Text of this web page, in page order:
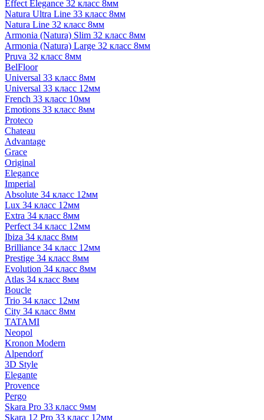
Effect Elegance 32 класс 8мм
Natura Ultra Line 33 класс 8мм
Natura Line 32 класс 8мм
Armonia (Natura) Slim 32 класс 8мм
Armonia (Natura) Large 32 класс 8мм
Pruva 32 класс 8мм
BelFloor
Universal 33 класс 8мм
Universal 33 класс 12мм
French 33 класс 10мм
Emotions 33 класс 8мм
Proteco
Chateau
Advantage
Grace
Original
Elegance
Imperial
Absolute 34 класс 12мм
Lux 34 класс 12мм
Extra 34 класс 8мм
Perfect 34 класс 12мм
Ibiza 34 класс 8мм
Brilliance 34 класс 12мм
Prestige 34 класс 8мм
Evolution 34 класс 8мм
Atlas 34 класс 8мм
Boucle
Trio 34 класс 12мм
City 34 класс 8мм
TATAMI
Neopol
Kronon Modern
Alpendorf
3D Style
Elegante
Provence
Pergo
Skara Pro 33 класс 9мм
Skara 12 Pro 33 класс 12мм